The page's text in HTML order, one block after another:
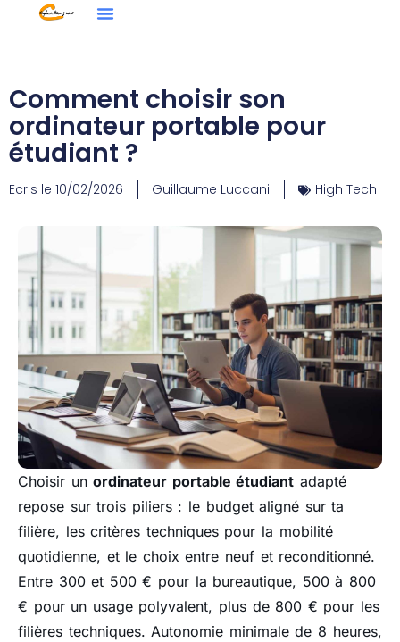
Comment choisir son
ordinateur portable pour
étudiant ?
Ecris le 10/02/2026 Guillaume Luccani High Tech
Choisir unordinateur portable étudiant adapté
repose sur trois piliers : le budget aligné sur ta
filière, les critères techniques pour la mobilité
quotidienne, et le choix entre neuf et reconditionné.
Entre 300 et 500 € pour la bureautique, 500 à 800
€ pour un usage polyvalent, plus de 800 € pour les
filières techniques. Autonomie minimale de 8 heures,